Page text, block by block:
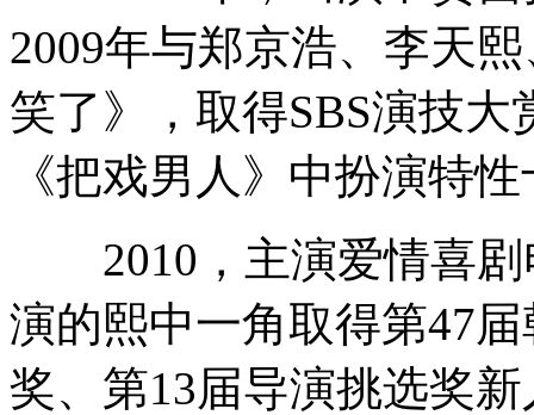
2009年与郑京浩、李天
笑了》，取得SBS演技
《把戏男人》中扮演特
2010，主演爱情喜剧
演的熙中一角取得第47
奖、第13届导演挑选奖